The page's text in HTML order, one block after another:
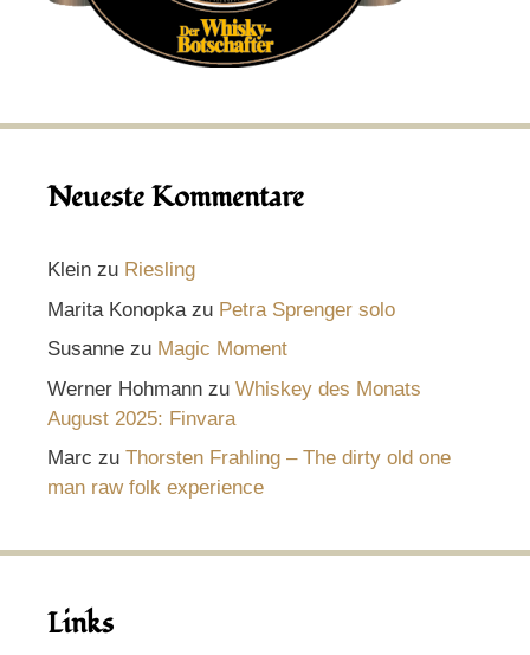
Neueste Kommentare
Klein zu Riesling
Marita Konopka zu Petra Sprenger solo
Susanne zu Magic Moment
Werner Hohmann zu Whiskey des Monats
August 2025: Finvara
Marc zu Thorsten Frahling – The dirty old one
man raw folk experience
Links